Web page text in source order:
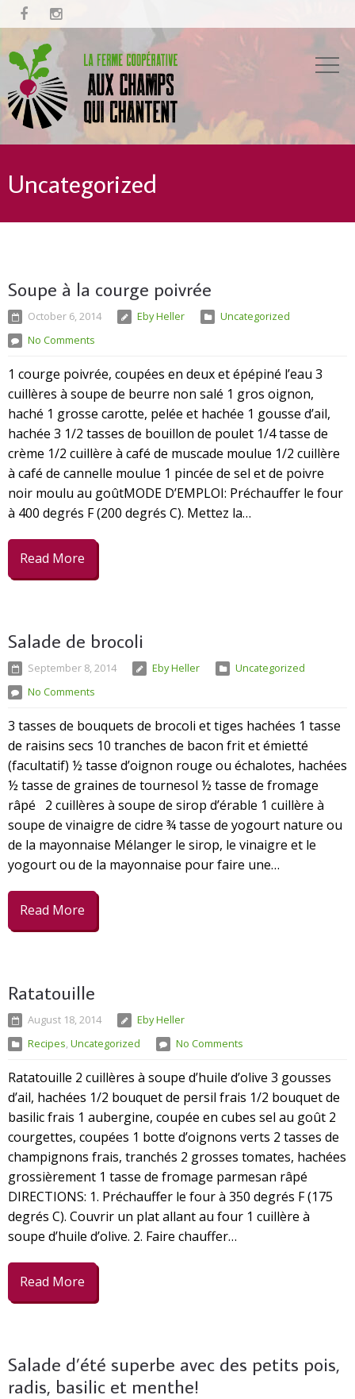
 
Uncategorized
Soupe à la courge poivrée
October 6, 2014 Eby Heller
Uncategorized
No Comments
1 courge poivrée, coupées en deux et épépiné l’eau 3
cuillères à soupe de beurre non salé 1 gros oignon,
haché 1 grosse carotte, pelée et hachée 1 gousse d’ail,
hachée 3 1/2 tasses de bouillon de poulet 1/4 tasse de
crème 1/2 cuillère à café de muscade moulue 1/2 cuillère
à café de cannelle moulue 1 pincée de sel et de poivre
noir moulu au goûtMODE D’EMPLOI: Préchauffer le four
à 400 degrés F (200 degrés C). Mettez la…
Read More
Salade de brocoli
September 8, 2014 Eby Heller
Uncategorized
No Comments
3 tasses de bouquets de brocoli et tiges hachées 1 tasse
de raisins secs 10 tranches de bacon frit et émietté
(facultatif) ½ tasse d’oignon rouge ou échalotes, hachées
½ tasse de graines de tournesol ½ tasse de fromage
râpé 2 cuillères à soupe de sirop d’érable 1 cuillère à
soupe de vinaigre de cidre ¾ tasse de yogourt nature ou
de la mayonnaise Mélanger le sirop, le vinaigre et le
yogourt ou de la mayonnaise pour faire une…
Read More
Ratatouille
August 18, 2014
Eby Heller
Recipes, Uncategorized No Comments
Ratatouille 2 cuillères à soupe d’huile d’olive 3 gousses
d’ail, hachées 1/2 bouquet de persil frais 1/2 bouquet de
basilic frais 1 aubergine, coupée en cubes sel au goût 2
courgettes, coupées 1 botte d’oignons verts 2 tasses de
champignons frais, tranchés 2 grosses tomates, hachées
grossièrement 1 tasse de fromage parmesan râpé
DIRECTIONS: 1. Préchauffer le four à 350 degrés F (175
degrés C). Couvrir un plat allant au four 1 cuillère à
soupe d’huile d’olive. 2. Faire chauffer…
Read More
Salade d’été superbe avec des petits pois,
radis, basilic et menthe!